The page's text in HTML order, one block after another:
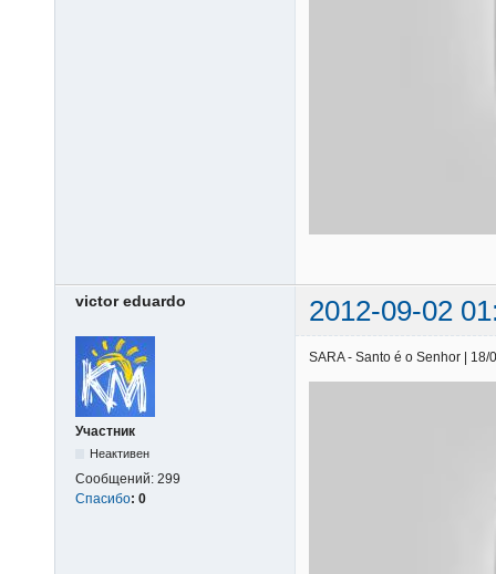
victor eduardo 2012-09-02
Участник
Неактивен
Сообщений: 299
Спасибо: 0
SARA - Santo é o Senhor |